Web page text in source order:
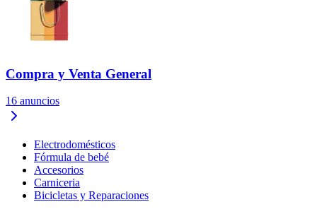
Compra y Venta General
16 anuncios
Electrodomésticos
Fórmula de bebé
Accesorios
Carniceria
Bicicletas y Reparaciones